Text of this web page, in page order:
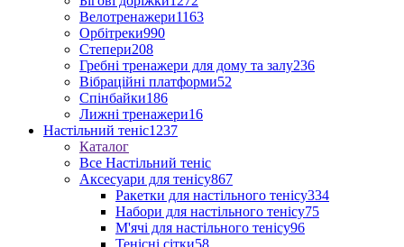
Велотренажери1163
Орбітреки990
Степери208
Гребні тренажери для дому та залу236
Вібраційні платформи52
Спінбайки186
Лижні тренажери16
Настільний теніс1237
Каталог
Все Настільний теніс
Аксесуари для тенісу867
Ракетки для настільного тенісу334
Набори для настільного тенісу75
М'ячі для настільного тенісу96
Тенісні сітки58